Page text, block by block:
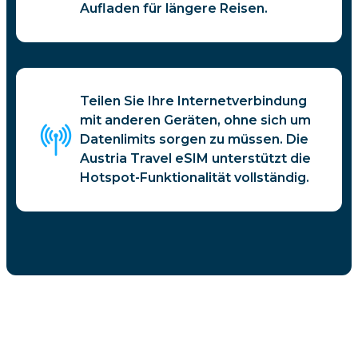
Aufladen für längere Reisen.
Teilen Sie Ihre Internetverbindung
mit anderen Geräten, ohne sich um
Datenlimits sorgen zu müssen. Die
Austria Travel eSIM unterstützt die
Hotspot-Funktionalität vollständig.